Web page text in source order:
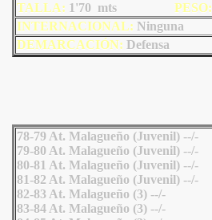
TALLA: 1'70 mts PESO:
INTERNACIONAL: Ninguna
DEMARCACIÓN: Defensa
78-79 At. Malagueño (Juvenil) --/-
79-80 At. Malagueño (Juvenil) --/-
80-81 At. Malagueño (Juvenil) --/-
81-82 At. Malagueño (Juvenil) --/-
82-83 At. Malagueño (3) --/-
83-84 At. Malagueño (3) --/-